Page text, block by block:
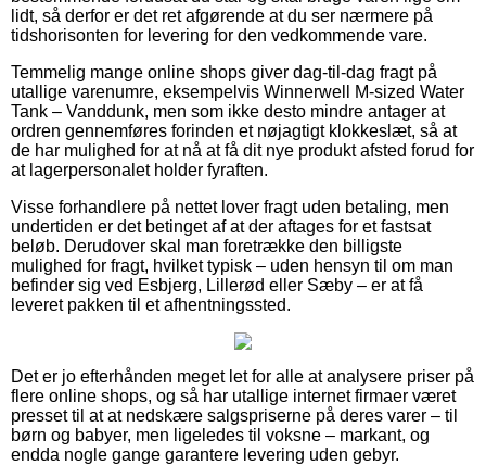
lidt, så derfor er det ret afgørende at du ser nærmere på
tidshorisonten for levering for den vedkommende vare.
Temmelig mange online shops giver dag-til-dag fragt på
utallige varenumre, eksempelvis Winnerwell M-sized Water
Tank – Vanddunk, men som ikke desto mindre antager at
ordren gennemføres forinden et nøjagtigt klokkeslæt, så at
de har mulighed for at nå at få dit nye produkt afsted forud for
at lagerpersonalet holder fyraften.
Visse forhandlere på nettet lover fragt uden betaling, men
undertiden er det betinget af at der aftages for et fastsat
beløb. Derudover skal man foretrække den billigste
mulighed for fragt, hvilket typisk – uden hensyn til om man
befinder sig ved Esbjerg, Lillerød eller Sæby – er at få
leveret pakken til et afhentningssted.
Det er jo efterhånden meget let for alle at analysere priser på
flere online shops, og så har utallige internet firmaer været
presset til at at nedskære salgspriserne på deres varer – til
børn og babyer, men ligeledes til voksne – markant, og
endda nogle gange garantere levering uden gebyr.